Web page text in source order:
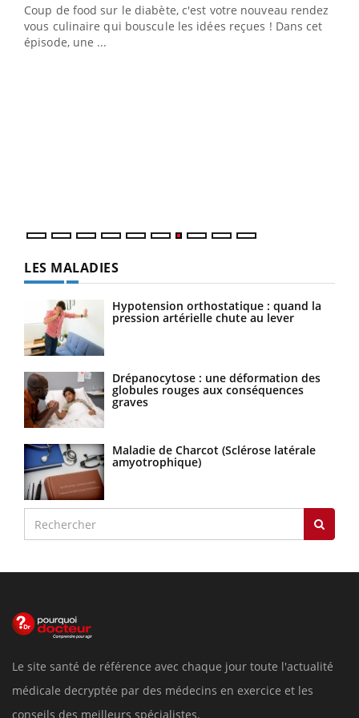
Coup de food sur le diabète, c'est votre nouveau rendez-
vous culinaire qui bouscule les idées reçues ! Dans cet
épisode, une ...
LES MALADIES
Hypotension orthostatique : quand la
pression artérielle chute au lever
Drépanocytose : une déformation des
globules rouges aux conséquences
graves
Maladie de Charcot (Sclérose latérale
amyotrophique)
Le site santé de référence avec chaque jour toute l'actualité
médicale decryptée par des médecins en exercice et les
conseils des meilleurs spécialistes.